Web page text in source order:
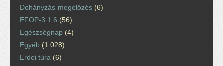
Dohányzás-megelőzés (6)
EFOP-3.1.6 (56)
Egészségnap (4)
Egyéb (1 028)
Erdei túra (6)